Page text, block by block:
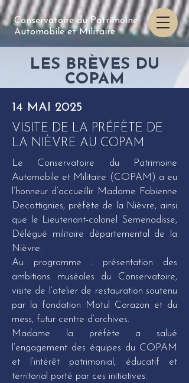
Conservatoire du Patrimoine
Automobile et Militaire
LES BRÈVES DU
COPAM
14 MAI 2025
VISITE DE LA PRÉFÈTE DE
LA NIÈVRE AU COPAM
Le Conservatoire du Patrimoine
Automobile et Militaire (COPAM) a eu
l’honneur d’accueillir Madame Fabienne
Decottignies, préfète de la Nièvre, ainsi
que le Lieutenant-colonel Semenadisse,
Délégué militaire départemental de la
Nièvre.
Au programme : présentation des
ambitions muséales du Conservatoire,
visite de l’atelier de restauration soutenu
par la fondation Motul Corazon et du
mess, futur centre d’archives.
Madame la préfète a salué
l’engagement des équipes du COPAM
et l’intérêt patrimonial, éducatif et
territorial porté par ces initiatives.